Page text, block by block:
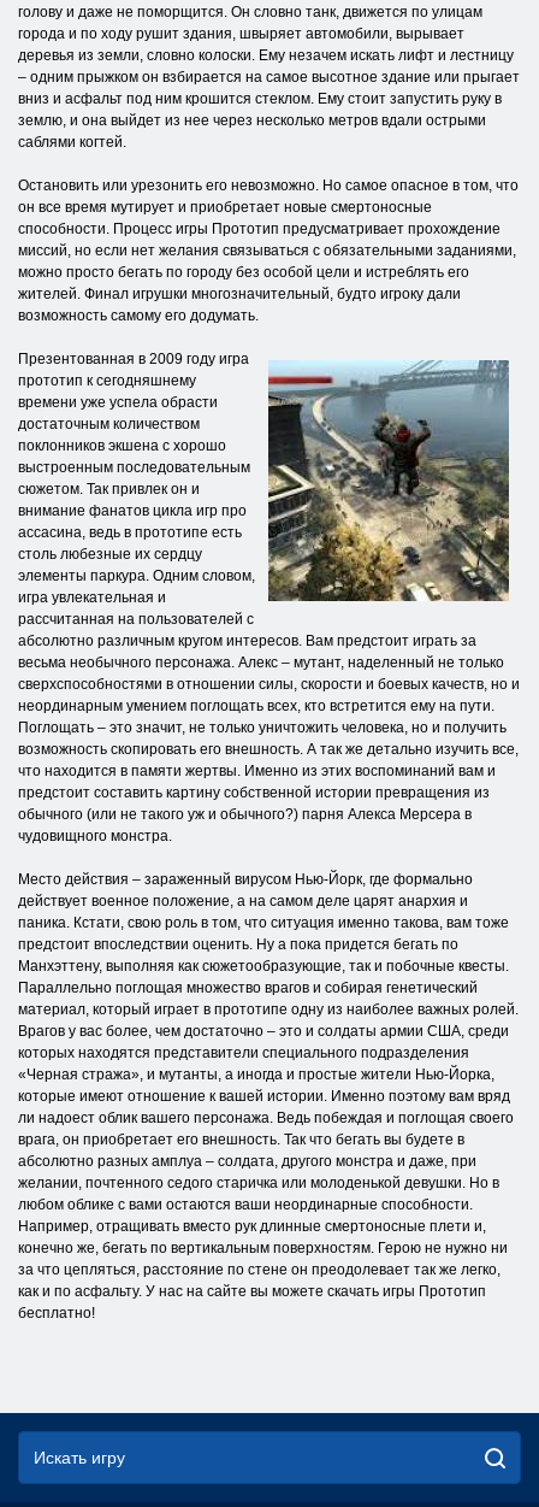
голову и даже не поморщится. Он словно танк, движется по улицам
города и по ходу рушит здания, швыряет автомобили, вырывает
деревья из земли, словно колоски. Ему незачем искать лифт и лестницу
– одним прыжком он взбирается на самое высотное здание или прыгает
вниз и асфальт под ним крошится стеклом. Ему стоит запустить руку в
землю, и она выйдет из нее через несколько метров вдали острыми
саблями когтей.
Остановить или урезонить его невозможно. Но самое опасное в том, что
он все время мутирует и приобретает новые смертоносные
способности. Процесс игры Прототип предусматривает прохождение
миссий, но если нет желания связываться с обязательными заданиями,
можно просто бегать по городу без особой цели и истреблять его
жителей. Финал игрушки многозначительный, будто игроку дали
возможность самому его додумать.
Презентованная в 2009 году игра
прототип к сегодняшнему
времени уже успела обрасти
достаточным количеством
поклонников экшена с хорошо
выстроенным последовательным
сюжетом. Так привлек он и
внимание фанатов цикла игр про
ассасина, ведь в прототипе есть
столь любезные их сердцу
элементы паркура. Одним словом,
игра увлекательная и
рассчитанная на пользователей с
абсолютно различным кругом интересов. Вам предстоит играть за
весьма необычного персонажа. Алекс – мутант, наделенный не только
сверхспособностями в отношении силы, скорости и боевых качеств, но и
неординарным умением поглощать всех, кто встретится ему на пути.
Поглощать – это значит, не только уничтожить человека, но и получить
возможность скопировать его внешность. А так же детально изучить все,
что находится в памяти жертвы. Именно из этих воспоминаний вам и
предстоит составить картину собственной истории превращения из
обычного (или не такого уж и обычного?) парня Алекса Мерсера в
чудовищного монстра.
Место действия – зараженный вирусом Нью-Йорк, где формально
действует военное положение, а на самом деле царят анархия и
паника. Кстати, свою роль в том, что ситуация именно такова, вам тоже
предстоит впоследствии оценить. Ну а пока придется бегать по
Манхэттену, выполняя как сюжетообразующие, так и побочные квесты.
Параллельно поглощая множество врагов и собирая генетический
материал, который играет в прототипе одну из наиболее важных ролей.
Врагов у вас более, чем достаточно – это и солдаты армии США, среди
которых находятся представители специального подразделения
«Черная стража», и мутанты, а иногда и простые жители Нью-Йорка,
которые имеют отношение к вашей истории. Именно поэтому вам вряд
ли надоест облик вашего персонажа. Ведь побеждая и поглощая своего
врага, он приобретает его внешность. Так что бегать вы будете в
абсолютно разных амплуа – солдата, другого монстра и даже, при
желании, почтенного седого старичка или молоденькой девушки. Но в
любом облике с вами остаются ваши неординарные способности.
Например, отращивать вместо рук длинные смертоносные плети и,
конечно же, бегать по вертикальным поверхностям. Герою не нужно ни
за что цепляться, расстояние по стене он преодолевает так же легко,
как и по асфальту. У нас на сайте вы можете скачать игры Прототип
бесплатно!